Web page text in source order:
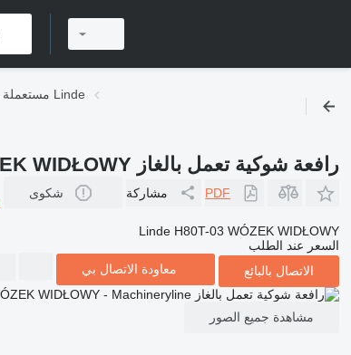
مستعملة رافعات شوكية تعمل بالغاز Linde
رافعة شوكية تعمل بالغاز Linde H80T-03 WÓZEK WIDŁOWY
PDF مشاركة شكوى
Linde H80T-03 WÓZEK WIDŁOWY
السعر عند الطلب
الاتصال بالبائع
معاودة الاتصال بي
مشاهدة جميع الصور